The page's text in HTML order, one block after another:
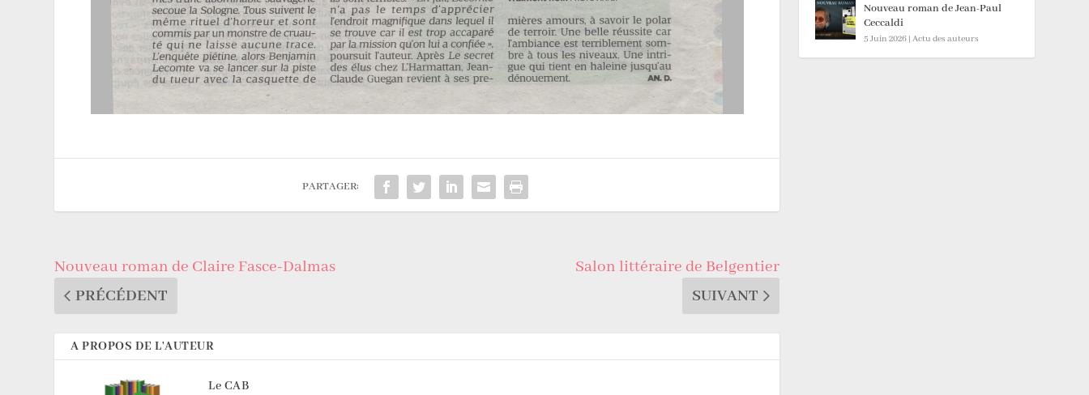
PARTAGER:
Nouveau roman de Claire Fasce-Dalmas
PRÉCÉDENT
Salon littéraire de Belgentier
SUIVANT
A PROPOS DE L'AUTEUR
Le CAB
Nouveau roman de Jean-Paul
Ceccaldi
5 Juin 2026 |Actu des auteurs